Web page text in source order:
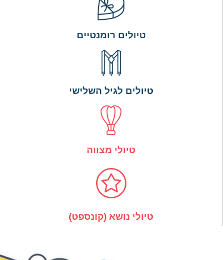
טיולים רומנטיים
טיולים לגיל השלישי
טיולי מצווה
טיולי נושא (קונספט)